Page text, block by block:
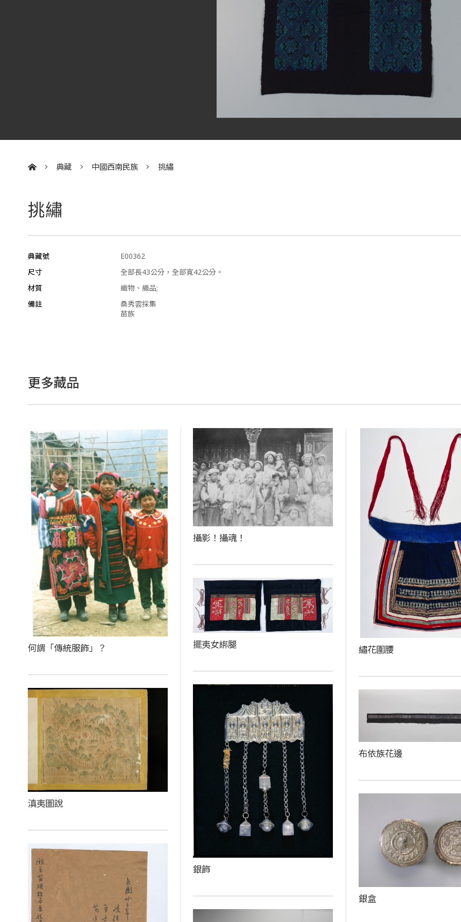
典藏 中國西南民族 挑繡
挑繡
典藏號
E00362
尺寸
全部長43公分，全部寬42公分。
材質
織物、織品;
備註
桑秀雲採集
苗族
更多藏品
何謂「傳統服飾」？
攝影！攝魂！
繡花圍腰
擺夷女綁腿
銀飾
滇夷圖說
布依族花邊
銀盒